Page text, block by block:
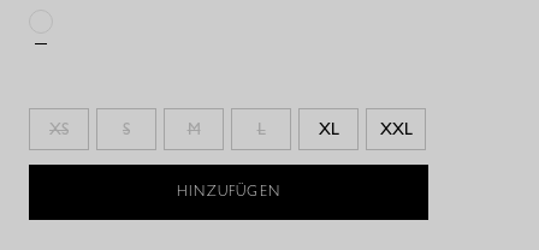
XS S M L XL XXL
HINZUFÜGEN